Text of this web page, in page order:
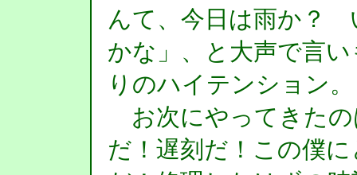
んて、今日は雨か？
かな」、と大声で言
りのハイテンション。
お次にやってきたの
だ！遅刻だ！この僕